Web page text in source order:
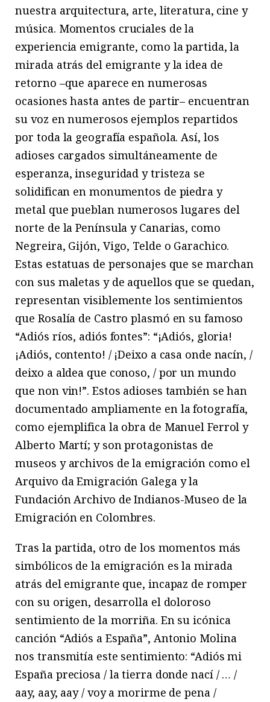
nuestra arquitectura, arte, literatura, cine y
música. Momentos cruciales de la
experiencia emigrante, como la partida, la
mirada atrás del emigrante y la idea de
retorno –que aparece en numerosas
ocasiones hasta antes de partir– encuentran
su voz en numerosos ejemplos repartidos
por toda la geografía española. Así, los
adioses cargados simultáneamente de
esperanza, inseguridad y tristeza se
solidifican en monumentos de piedra y
metal que pueblan numerosos lugares del
norte de la Península y Canarias, como
Negreira, Gijón, Vigo, Telde o Garachico.
Estas estatuas de personajes que se marchan
con sus maletas y de aquellos que se quedan,
representan visiblemente los sentimientos
que Rosalía de Castro plasmó en su famoso
“Adiós ríos, adiós fontes”: “¡Adiós, gloria!
¡Adiós, contento! / ¡Deixo a casa onde nacín, /
deixo a aldea que conoso, / por un mundo
que non vin!”. Estos adioses también se han
documentado ampliamente en la fotografía,
como ejemplifica la obra de Manuel Ferrol y
Alberto Martí; y son protagonistas de
museos y archivos de la emigración como el
Arquivo da Emigración Galega y la
Fundación Archivo de Indianos-Museo de la
Emigración en Colombres.
Tras la partida, otro de los momentos más
simbólicos de la emigración es la mirada
atrás del emigrante que, incapaz de romper
con su origen, desarrolla el doloroso
sentimiento de la morriña. En su icónica
canción “Adiós a España”, Antonio Molina
nos transmitía este sentimiento: “Adiós mi
España preciosa / la tierra donde nací / … /
aay, aay, aay / voy a morirme de pena /